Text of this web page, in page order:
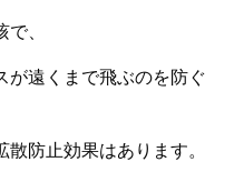
、
が遠くまで飛ぶのを防ぐ
防止効果はあります。